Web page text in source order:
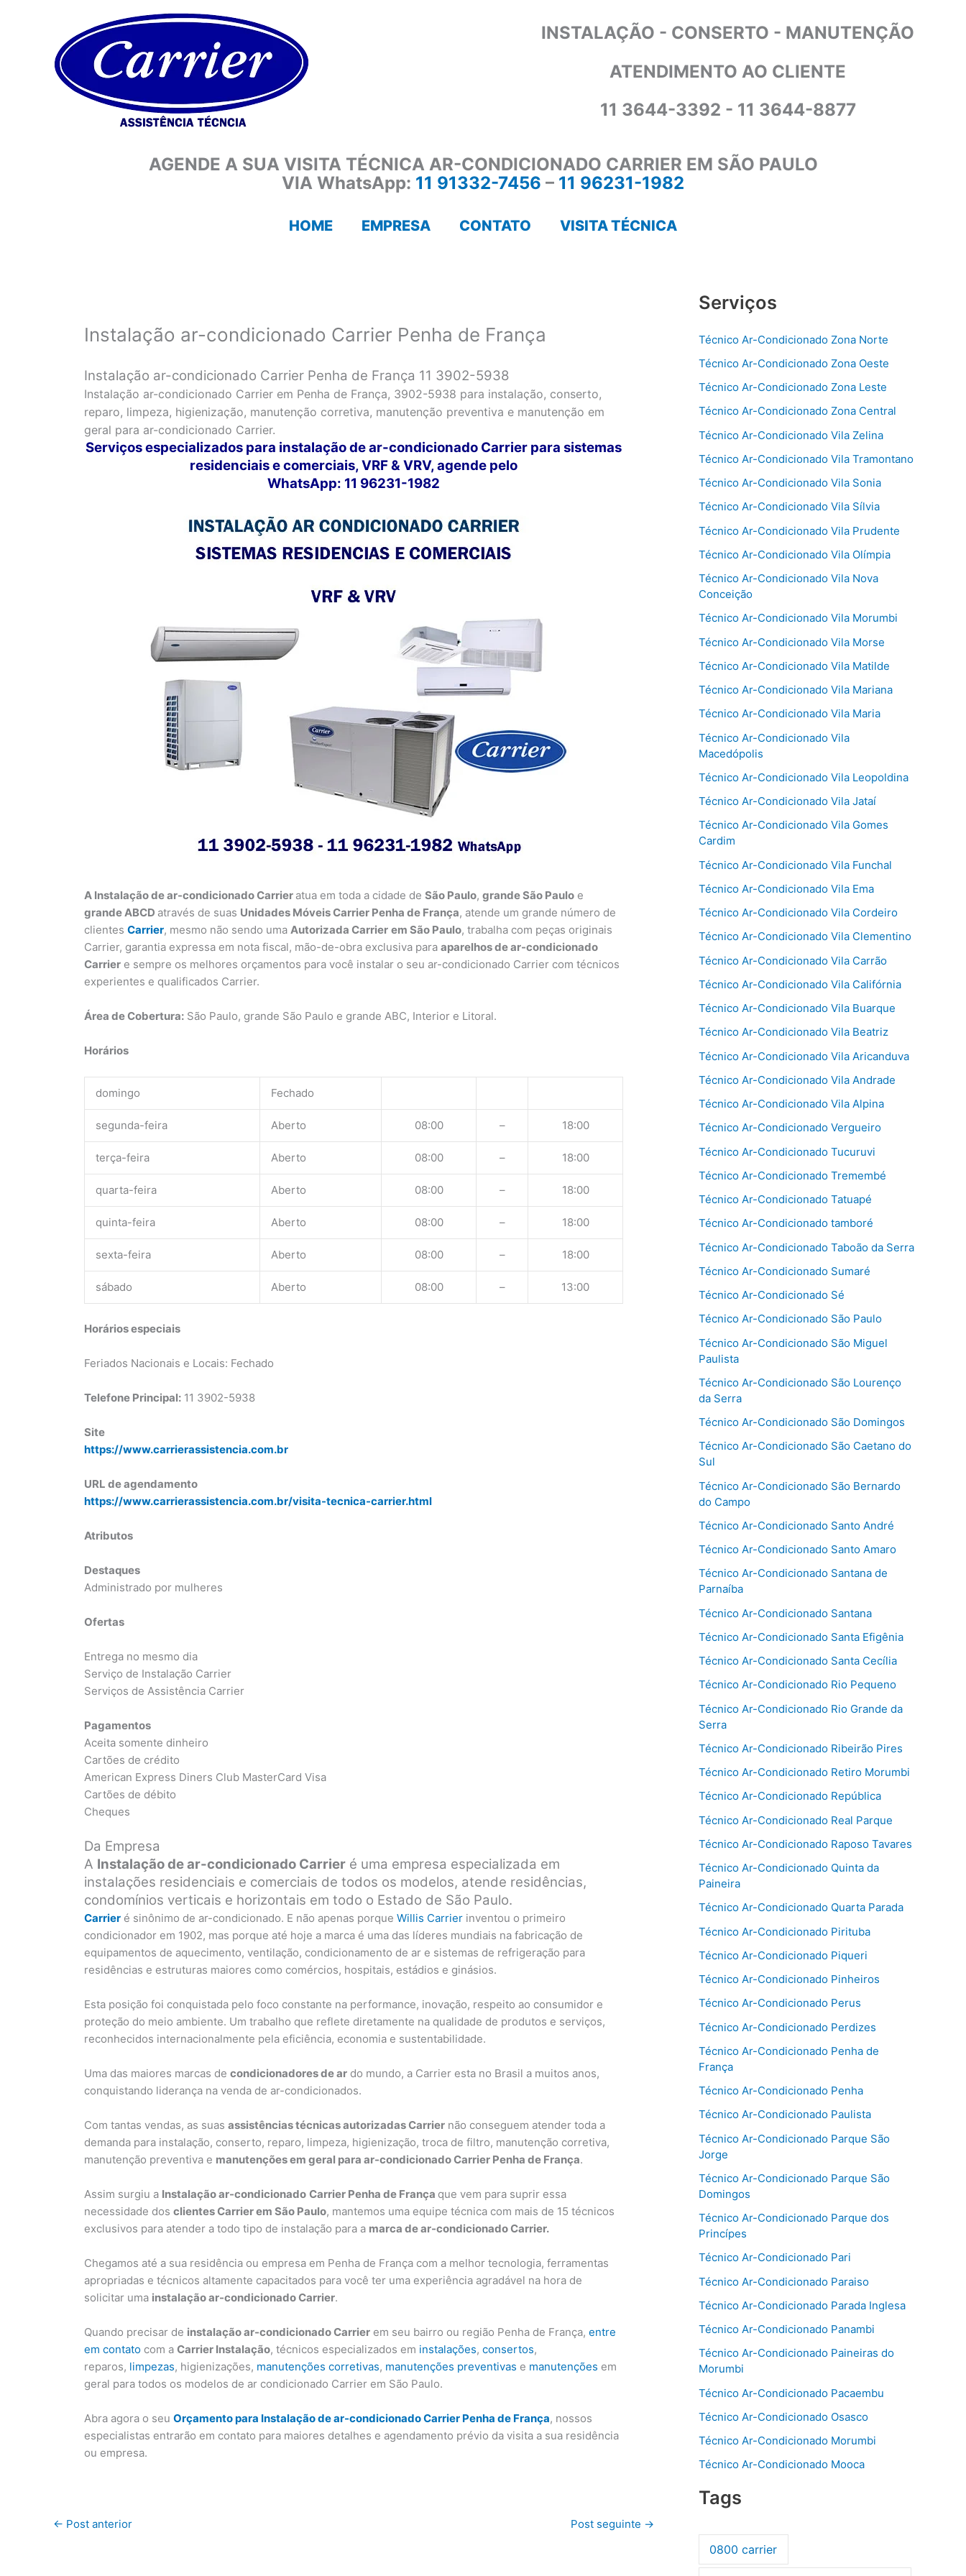
INSTALAÇÃO - CONSERTO - MANUTENÇÃO
ATENDIMENTO AO CLIENTE
11 3644-3392 - 11 3644-8877
AGENDE A SUA VISITA TÉCNICA AR-CONDICIONADO CARRIER EM SÃO PAULO
VIA WhatsApp: 11 91332-7456 – 11 96231-1982
HOME EMPRESA CONTATO VISITA TÉCNICA
Instalação ar-condicionado Carrier Penha de França
Instalação ar-condicionado Carrier Penha de França 11 3902-5938
Instalação ar-condicionado Carrier em Penha de França, 3902-5938 para instalação, conserto,
reparo, limpeza, higienização, manutenção corretiva, manutenção preventiva e manutenção em
geral para ar-condicionado Carrier.
Serviços especializados para instalação de ar-condicionado Carrier para sistemas
residenciais e comerciais, VRF & VRV, agende pelo
WhatsApp: 11 96231-1982
A Instalação de ar-condicionado Carrier atua em toda a cidade de São Paulo, grande São Paulo e
grande ABCD através de suas Unidades Móveis Carrier Penha de França, atende um grande número de
clientes Carrier, mesmo não sendo uma Autorizada Carrier em São Paulo, trabalha com peças originais
Carrier, garantia expressa em nota fiscal, mão-de-obra exclusiva para aparelhos de ar-condicionado
Carrier e sempre os melhores orçamentos para você instalar o seu ar-condicionado Carrier com técnicos
experientes e qualificados Carrier.
Área de Cobertura: São Paulo, grande São Paulo e grande ABC, Interior e Litoral.
Horários
domingo Fechado
segunda-feira Aberto 08:00 – 18:00
terça-feira Aberto 08:00 – 18:00
quarta-feira Aberto 08:00 – 18:00
quinta-feira Aberto 08:00 – 18:00
sexta-feira Aberto 08:00 – 18:00
sábado Aberto 08:00 – 13:00
Horários especiais
Feriados Nacionais e Locais: Fechado
Telefone Principal: 11 3902-5938
Site
https://www.carrierassistencia.com.br
URL de agendamento
https://www.carrierassistencia.com.br/visita-tecnica-carrier.html
Atributos
Destaques
Administrado por mulheres
Ofertas
Entrega no mesmo dia
Serviço de Instalação Carrier
Serviços de Assistência Carrier
Pagamentos
Aceita somente dinheiro
Cartões de crédito
American Express Diners Club MasterCard Visa
Cartões de débito
Cheques
Da Empresa
A Instalação de ar-condicionado Carrier é uma empresa especializada em
instalações residenciais e comerciais de todos os modelos, atende residências,
condomínios verticais e horizontais em todo o Estado de São Paulo.
Carrier é sinônimo de ar-condicionado. E não apenas porque Willis Carrier inventou o primeiro
condicionador em 1902, mas porque até hoje a marca é uma das líderes mundiais na fabricação de
equipamentos de aquecimento, ventilação, condicionamento de ar e sistemas de refrigeração para
residências e estruturas maiores como comércios, hospitais, estádios e ginásios.
Esta posição foi conquistada pelo foco constante na performance, inovação, respeito ao consumidor e
proteção do meio ambiente. Um trabalho que reflete diretamente na qualidade de produtos e serviços,
reconhecidos internacionalmente pela eficiência, economia e sustentabilidade.
Uma das maiores marcas de condicionadores de ar do mundo, a Carrier esta no Brasil a muitos anos,
conquistando liderança na venda de ar-condicionados.
Com tantas vendas, as suas assistências técnicas autorizadas Carrier não conseguem atender toda a
demanda para instalação, conserto, reparo, limpeza, higienização, troca de filtro, manutenção corretiva,
manutenção preventiva e manutenções em geral para ar-condicionado Carrier Penha de França.
Assim surgiu a Instalação ar-condicionado Carrier Penha de França que vem para suprir essa
necessidade dos clientes Carrier em São Paulo, mantemos uma equipe técnica com mais de 15 técnicos
exclusivos para atender a todo tipo de instalação para a marca de ar-condicionado Carrier.
Chegamos até a sua residência ou empresa em Penha de França com a melhor tecnologia, ferramentas
apropriadas e técnicos altamente capacitados para você ter uma experiência agradável na hora de
solicitar uma instalação ar-condicionado Carrier.
Quando precisar de instalação ar-condicionado Carrier em seu bairro ou região Penha de França, entre
em contato com a Carrier Instalação, técnicos especializados em instalações, consertos,
reparos, limpezas, higienizações, manutenções corretivas, manutenções preventivas e manutenções em
geral para todos os modelos de ar condicionado Carrier em São Paulo.
Abra agora o seu Orçamento para Instalação de ar-condicionado Carrier Penha de França, nossos
especialistas entrarão em contato para maiores detalhes e agendamento prévio da visita a sua residência
ou empresa.
← Post anterior Post seguinte →
Serviços
Técnico Ar-Condicionado Zona Norte
Técnico Ar-Condicionado Zona Oeste
Técnico Ar-Condicionado Zona Leste
Técnico Ar-Condicionado Zona Central
Técnico Ar-Condicionado Vila Zelina
Técnico Ar-Condicionado Vila Tramontano
Técnico Ar-Condicionado Vila Sonia
Técnico Ar-Condicionado Vila Sílvia
Técnico Ar-Condicionado Vila Prudente
Técnico Ar-Condicionado Vila Olímpia
Técnico Ar-Condicionado Vila Nova
Conceição
Técnico Ar-Condicionado Vila Morumbi
Técnico Ar-Condicionado Vila Morse
Técnico Ar-Condicionado Vila Matilde
Técnico Ar-Condicionado Vila Mariana
Técnico Ar-Condicionado Vila Maria
Técnico Ar-Condicionado Vila
Macedópolis
Técnico Ar-Condicionado Vila Leopoldina
Técnico Ar-Condicionado Vila Jataí
Técnico Ar-Condicionado Vila Gomes
Cardim
Técnico Ar-Condicionado Vila Funchal
Técnico Ar-Condicionado Vila Ema
Técnico Ar-Condicionado Vila Cordeiro
Técnico Ar-Condicionado Vila Clementino
Técnico Ar-Condicionado Vila Carrão
Técnico Ar-Condicionado Vila Califórnia
Técnico Ar-Condicionado Vila Buarque
Técnico Ar-Condicionado Vila Beatriz
Técnico Ar-Condicionado Vila Aricanduva
Técnico Ar-Condicionado Vila Andrade
Técnico Ar-Condicionado Vila Alpina
Técnico Ar-Condicionado Vergueiro
Técnico Ar-Condicionado Tucuruvi
Técnico Ar-Condicionado Tremembé
Técnico Ar-Condicionado Tatuapé
Técnico Ar-Condicionado tamboré
Técnico Ar-Condicionado Taboão da Serra
Técnico Ar-Condicionado Sumaré
Técnico Ar-Condicionado Sé
Técnico Ar-Condicionado São Paulo
Técnico Ar-Condicionado São Miguel
Paulista
Técnico Ar-Condicionado São Lourenço
da Serra
Técnico Ar-Condicionado São Domingos
Técnico Ar-Condicionado São Caetano do
Sul
Técnico Ar-Condicionado São Bernardo
do Campo
Técnico Ar-Condicionado Santo André
Técnico Ar-Condicionado Santo Amaro
Técnico Ar-Condicionado Santana de
Parnaíba
Técnico Ar-Condicionado Santana
Técnico Ar-Condicionado Santa Efigênia
Técnico Ar-Condicionado Santa Cecília
Técnico Ar-Condicionado Rio Pequeno
Técnico Ar-Condicionado Rio Grande da
Serra
Técnico Ar-Condicionado Ribeirão Pires
Técnico Ar-Condicionado Retiro Morumbi
Técnico Ar-Condicionado República
Técnico Ar-Condicionado Real Parque
Técnico Ar-Condicionado Raposo Tavares
Técnico Ar-Condicionado Quinta da
Paineira
Técnico Ar-Condicionado Quarta Parada
Técnico Ar-Condicionado Pirituba
Técnico Ar-Condicionado Piqueri
Técnico Ar-Condicionado Pinheiros
Técnico Ar-Condicionado Perus
Técnico Ar-Condicionado Perdizes
Técnico Ar-Condicionado Penha de
França
Técnico Ar-Condicionado Penha
Técnico Ar-Condicionado Paulista
Técnico Ar-Condicionado Parque São
Jorge
Técnico Ar-Condicionado Parque São
Domingos
Técnico Ar-Condicionado Parque dos
Princípes
Técnico Ar-Condicionado Pari
Técnico Ar-Condicionado Paraiso
Técnico Ar-Condicionado Parada Inglesa
Técnico Ar-Condicionado Panambi
Técnico Ar-Condicionado Paineiras do
Morumbi
Técnico Ar-Condicionado Pacaembu
Técnico Ar-Condicionado Osasco
Técnico Ar-Condicionado Morumbi
Técnico Ar-Condicionado Mooca
Tags
0800 carrier